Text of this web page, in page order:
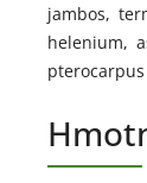
jambos,
helenium,